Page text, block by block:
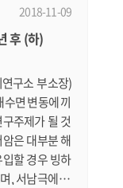
승인 확보 한
합니다. htt
남극여
2018-11-09
후 (하)
구소 부소장)
면 변동에 끼
주제가 될 것
은 대부분 해
할 경우 빙하
, 서남극에 위